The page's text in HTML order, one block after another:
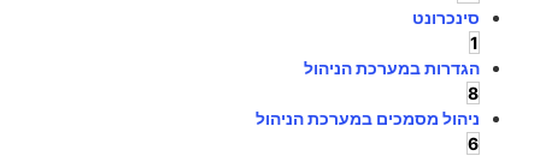
סינכרונט
1
הגדרות במערכת הניהול
8
ניהול מסמכים במערכת הניהול
6